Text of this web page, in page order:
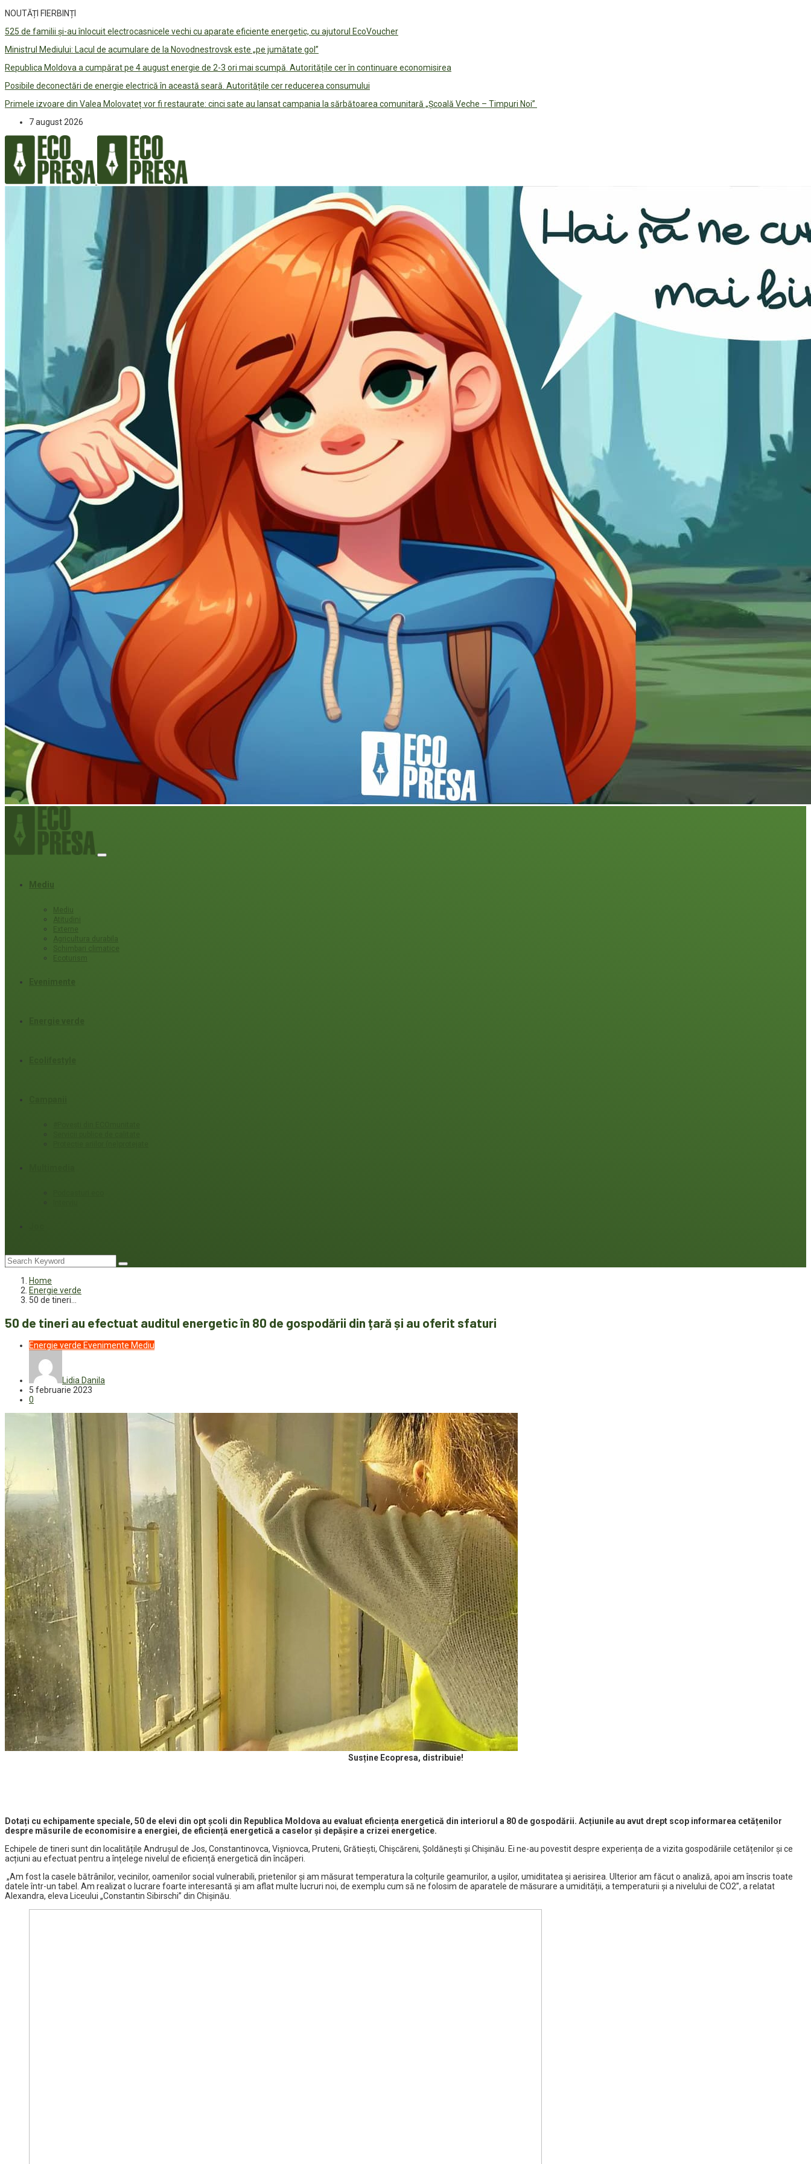
NOUTĂȚI FIERBINȚI
525 de familii și-au înlocuit electrocasnicele vechi cu aparate eficiente energetic, cu ajutorul EcoVoucher
Ministrul Mediului: Lacul de acumulare de la Novodnestrovsk este „pe jumătate gol”
Republica Moldova a cumpărat pe 4 august energie de 2-3 ori mai scumpă. Autoritățile cer în continuare economisirea
Posibile deconectări de energie electrică în această seară. Autoritățile cer reducerea consumului
Primele izvoare din Valea Molovateț vor fi restaurate: cinci sate au lansat campania la sărbătoarea comunitară „Școală Veche – Timpuri Noi”
7 august 2026
Mediu
Mediu
Atitudini
Externe
Agricultura durabila
Schimbari climatice
Ecoturism
Home
Energie verde
50 de tineri…
50 de tineri au efectuat auditul energetic în 80 de gospodării din țară și au oferit sfaturi
Energie verde Evenimente Mediu
Lidia Danila
5 februarie 2023
0
Susține Ecopresa, distribuie!
Dotați cu echipamente speciale, 50 de elevi din opt școli din Republica Moldova au evaluat eficiența energetică din interiorul a 80 de gospodării. Acțiunile au avut drept scop informarea cetățenilor
despre măsurile de economisire a energiei, de eficiență energetică a caselor și depășire a crizei energetice.
Echipele de tineri sunt din localitățile Andrușul de Jos, Constantinovca, Vișniovca, Pruteni, Grătiești, Chișcăreni, Șoldănești și Chișinău. Ei ne-au povestit despre experiența de a vizita gospodăriile cetățenilor și ce
acțiuni au efectuat pentru a înțelege nivelul de eficiență energetică din încăperi.
„Am fost la casele bătrânilor, vecinilor, oamenilor social vulnerabili, prietenilor și am măsurat temperatura la colțurile geamurilor, a ușilor, umiditatea și aerisirea. Ulterior am făcut o analiză, apoi am înscris toate
datele într-un tabel. Am realizat o lucrare foarte interesantă și am aflat multe lucruri noi, de exemplu cum să ne folosim de aparatele de măsurare a umidității, a temperaturii și a nivelului de CO2”, a relatat
Alexandra, eleva Liceului „Constantin Sibirschi” din Chișinău.